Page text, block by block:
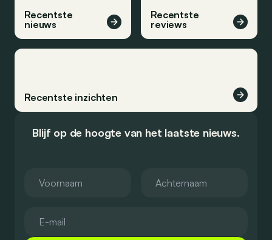
Recentste
nieuws
Recentste
reviews
Recentste inzichten
Blijf op de hoogte van het laatste nieuws.